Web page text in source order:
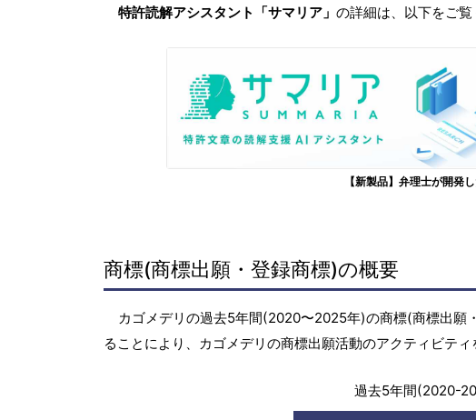
特許読解アシスタント「サマリア」 の詳細は、以下をご覧
【新製品】弁理士が開発
商標(商標出願・登録商標)の概要
カゴメデリの過去5年間(2020〜2025年)の商標(商標出願
ることにより、カゴメデリの商標出願活動のアクティビティ
過去5年間(2020-